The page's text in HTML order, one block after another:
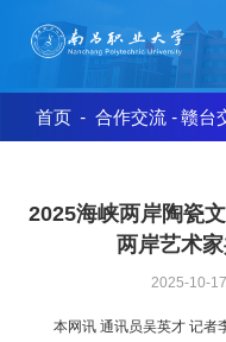
首页 - 合作交流 - 赣台
2025海峡两岸陶瓷
两岸艺术
2025-10-
本网讯 通讯员吴英才 记者